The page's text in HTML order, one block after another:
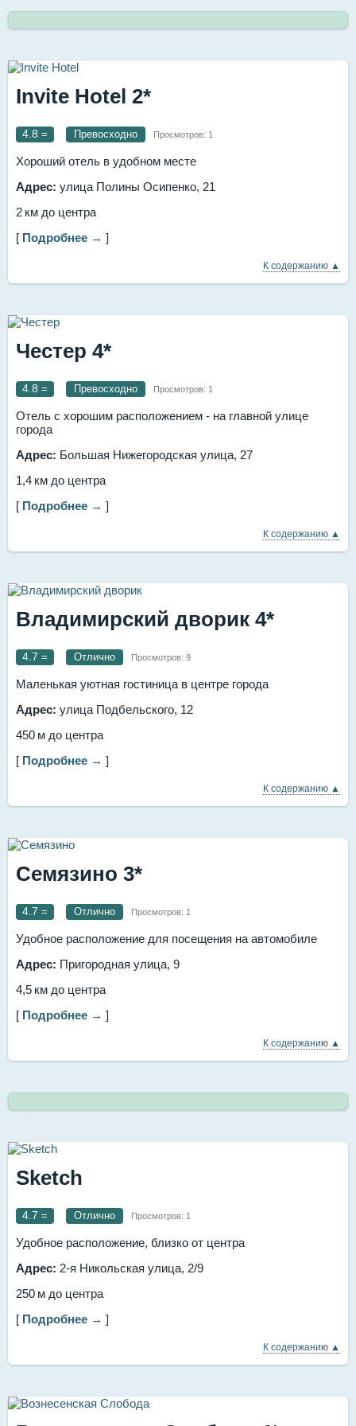
Invite Hotel 2*
4.8 = Превосходно Просмотров: 1
Хороший отель в удобном месте
Адрес: улица Полины Осипенко, 21
2 км до центра
[ Подробнее → ]
К содержанию ▲
Честер 4*
4.8 = Превосходно Просмотров: 1
Отель с хорошим расположением - на главной улице
города
Адрес: Большая Нижегородская улица, 27
1,4 км до центра
[ Подробнее → ]
К содержанию ▲
Владимирский дворик 4*
4.7 = Отлично Просмотров: 9
Маленькая уютная гостиница в центре города
Адрес: улица Подбельского, 12
450 м до центра
[ Подробнее → ]
К содержанию ▲
Семязино 3*
4.7 = Отлично Просмотров: 1
Удобное расположение для посещения на автомобиле
Адрес: Пригородная улица, 9
4,5 км до центра
[ Подробнее → ]
К содержанию ▲
Sketch
4.7 = Отлично Просмотров: 1
Удобное расположение, близко от центра
Адрес: 2-я Никольская улица, 2/9
250 м до центра
[ Подробнее → ]
К содержанию ▲